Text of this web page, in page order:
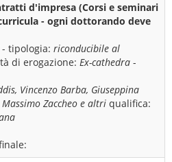
d'impresa (Corsi e seminari
- ogni dottorando deve
- tipologia: riconducibile al
di erogazione: Ex-cathedra -
Vincenzo Barba, Giuseppina
Zaccheo e altri qualifica: